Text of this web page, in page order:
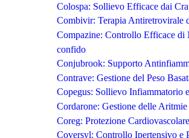
Colospa: Sollievo Efficace dai
Combivir: Terapia Antiretrovirale
Compazine: Controllo Efficace di
confido
Conjubrook: Supporto
Contrave: Gestione del Peso
Copegus: Sollievo Infiammatorio
Cordarone: Gestione delle
Coreg: Protezione
Coversyl: Controllo Ipertensivo e